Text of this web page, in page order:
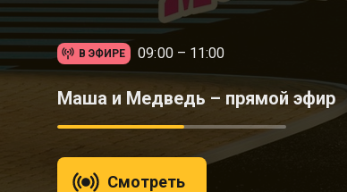
В ЭФИРЕ 09:00 – 11:00
Маша и Медведь – прямой эфир
Смотреть